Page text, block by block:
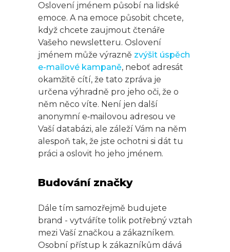
Oslovení jménem působí na lidské
emoce. A na emoce působit chcete,
když chcete zaujmout čtenáře
Vašeho newsletteru. Oslovení
jménem může výrazně zvýšit úspěch
e-mailové kampaně, neboť adresát
okamžitě cítí, že tato zpráva je
určena výhradně pro jeho oči, že o
něm něco víte. Není jen další
anonymní e‑mailovou adresou ve
Vaší databázi, ale záleží Vám na něm
alespoň tak, že jste ochotni si dát tu
práci a oslovit ho jeho jménem.
Budování značky
Dále tím samozřejmě budujete
brand - vytváříte tolik potřebný vztah
mezi Vaší značkou a zákazníkem.
Osobní přístup k zákazníkům dává